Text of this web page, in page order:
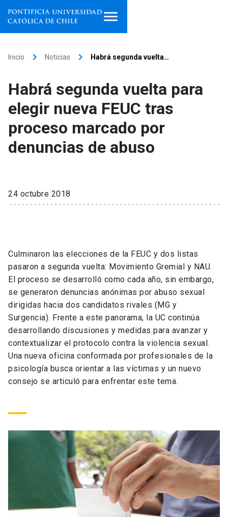
Facultades, escuelas e
institutos
Investigación
keyboard_arrow_down
Futuros estudiantes
Estudiantes
Académicos
Personal
Alumni launch
Padres y familia
Vecinos launch
Go to english site
ACCESOS DIRECTOS
Admisión launch
Mi Cuenta UC launch
Correo UC launch
Inicio keyboard_arrow_right Noticias keyboard_arrow_right Habrá segunda vuelta…
Habrá segunda vuelta para
elegir nueva FEUC tras
proceso marcado por
denuncias de abuso
24 octubre 2018
Culminaron las elecciones de la FEUC y dos listas
pasaron a segunda vuelta: Movimiento Gremial y NAU.
El proceso se desarrolló como cada año, sin embargo,
se generaron denuncias anónimas por abuso sexual
dirigidas hacia dos candidatos rivales (MG y
Surgencia). Frente a este panorama, la UC continúa
desarrollando discusiones y medidas para avanzar y
contextualizar el protocolo contra la violencia sexual.
Una nueva oficina conformada por profesionales de la
psicología busca orientar a las víctimas y un nuevo
consejo se articuló para enfrentar este tema.